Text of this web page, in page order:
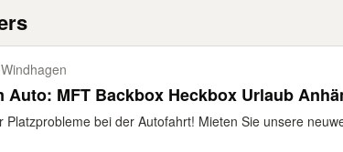
Auto: MFT Backbox Heckbox Urlaub
Platzprobleme bei der Autofahrt! Mieten Sie unsere